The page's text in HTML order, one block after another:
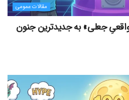
مقالات عمومی
جعلی» به جدیدترین جنون